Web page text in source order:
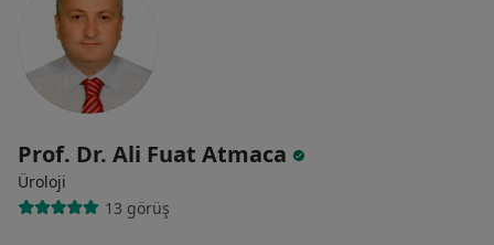
Prof. Dr. Ali Fuat Atmaca
Üroloji
13 görüş